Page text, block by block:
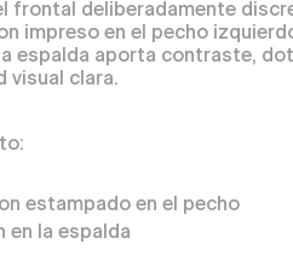
frontal deliberadamente
impreso en el pecho
espalda aporta contraste,
visual clara.
estampado en el pecho
en la espalda